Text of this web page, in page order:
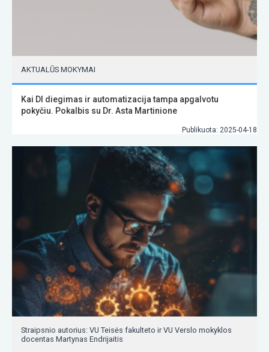
AKTUALŪS MOKYMAI
Kai DI diegimas ir automatizacija tampa apgalvotu
pokyčiu. Pokalbis su Dr. Asta Martinione
Publikuota: 2025-04-18
Straipsnio autorius: VU Teisės fakulteto ir VU Verslo mokyklos
docentas Martynas Endrijaitis